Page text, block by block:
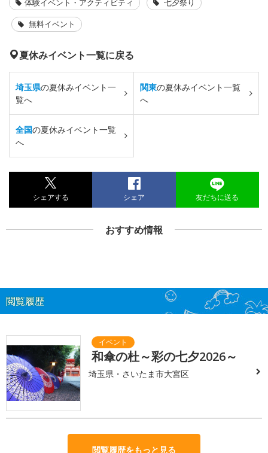
体験イベント・アクティビティ
七夕祭り
無料イベント
夏休みイベント一覧に戻る
埼玉県の夏休みイベント一
覧へ
関東の夏休みイベント一覧
へ
全国の夏休みイベント一覧
へ
シェアする シェア 友だちに送る
おすすめ情報
閲覧履歴
和傘の杜～彩の七夕2026～
埼玉県・さいたま市大宮区
閲覧履歴をもっと見る